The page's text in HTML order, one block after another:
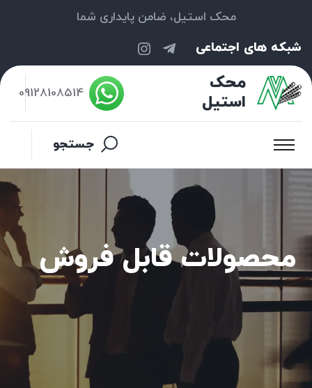
محک استیل، ضامن پایداری شما
شبکه های اجتماعی
محک
استیل
09128108514
جستجو
محصولات قابل فروش